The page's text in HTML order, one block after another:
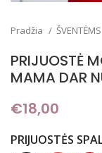
Pradžia ŠVENTĖMS
PRIJUOSTĖ
MAMA DAR
€18,00
PRIJUOSTĖS